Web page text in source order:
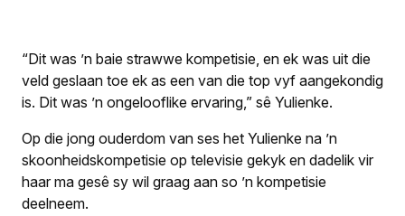
“Dit was ’n baie strawwe kompetisie, en ek was uit die
veld geslaan toe ek as een van die top vyf aangekondig
is. Dit was ’n ongelooflike ervaring,” sê Yulienke.
Op die jong ouderdom van ses het Yulienke na ’n
skoonheidskompetisie op televisie gekyk en dadelik vir
haar ma gesê sy wil graag aan so ’n kompetisie
deelneem.